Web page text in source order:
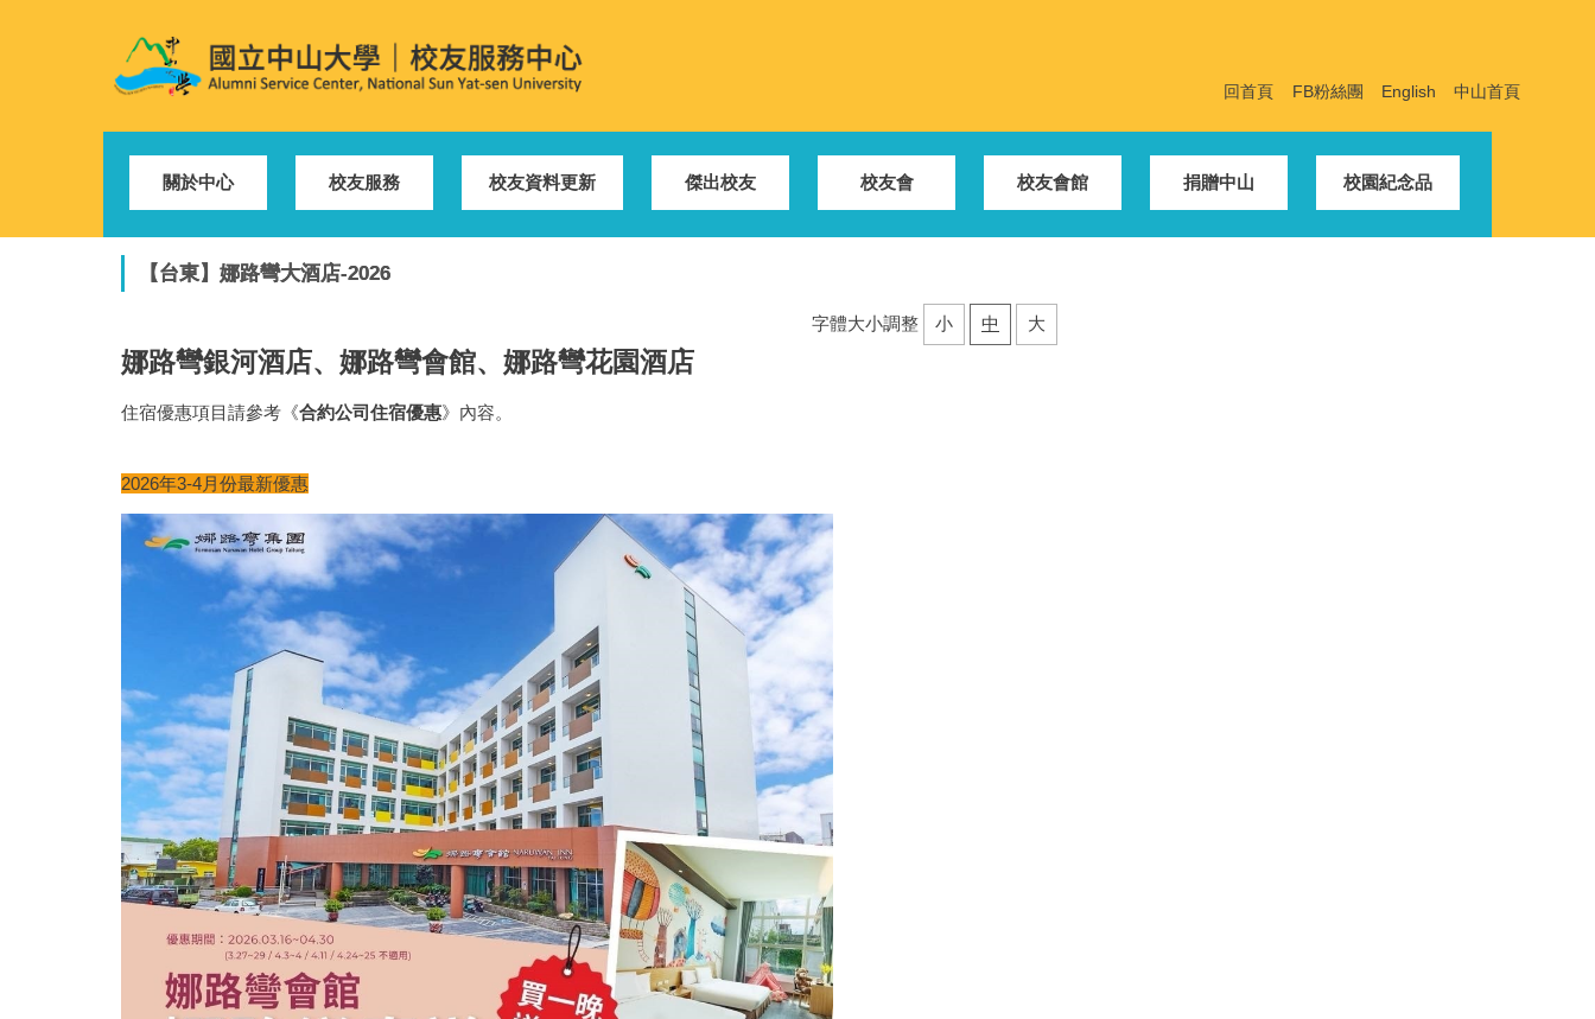
回首頁 FB粉絲團 English 中山首頁
關於中心 校友服務 校友資料更新 傑出校友 校友會 校友會館 捐贈中山 校園紀念品
【台東】娜路彎大酒店-2026
字體大小調整 小 中 大
娜路彎銀河酒店、娜路彎會館、娜路彎花園酒店
住宿優惠項目請參考《合約公司住宿優惠》內容。
2026年3-4月份最新優惠